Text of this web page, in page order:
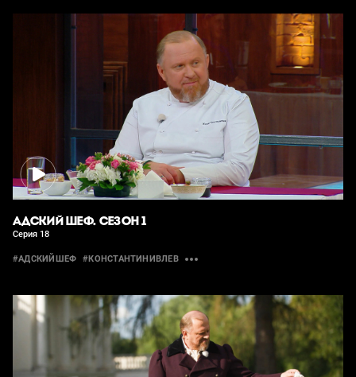
АДСКИЙ ШЕФ. СЕЗОН 1
Серия 18
#АДСКИЙШЕФ #КОНСТАНТИНИВЛЕВ